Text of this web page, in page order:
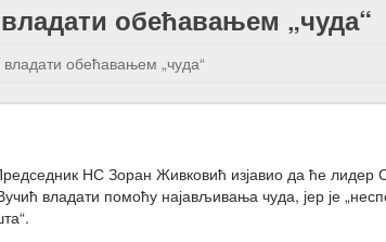
обећавањем „чуда“
обећавањем „чуда“
НС Зоран Живковић изјавио да ће лидер
владати помоћу најављивања чуда, јер је